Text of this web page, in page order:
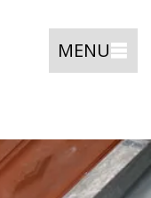
MENU